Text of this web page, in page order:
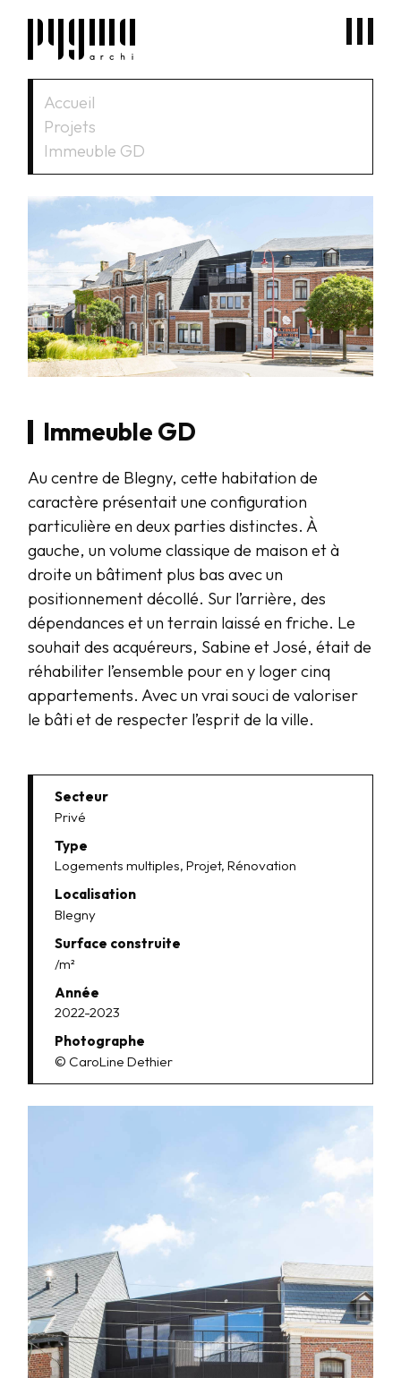
Accueil
Projets
Immeuble GD
Immeuble GD
Au centre de Blegny, cette habitation de
caractère présentait une configuration
particulière en deux parties distinctes. À
gauche, un volume classique de maison et à
droite un bâtiment plus bas avec un
positionnement décollé. Sur l’arrière, des
dépendances et un terrain laissé en friche. Le
souhait des acquéreurs, Sabine et José, était de
réhabiliter l’ensemble pour en y loger cinq
appartements. Avec un vrai souci de valoriser
le bâti et de respecter l’esprit de la ville.
Secteur
Privé
Type
Logements multiples, Projet, Rénovation
Localisation
Blegny
Surface construite
/m²
Année
2022-2023
Photographe
© CaroLine Dethier